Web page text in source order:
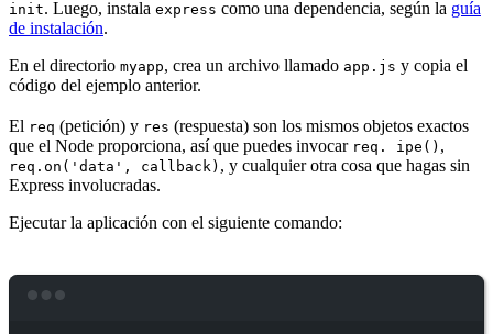
init. Luego, instala express como una dependencia, según la guía
de instalación.
En el directorio myapp, crea un archivo llamado app.js y copia el
código del ejemplo anterior.
El req (petición) y res (respuesta) son los mismos objetos exactos
que el Node proporciona, así que puedes invocar req. ipe() ,
req.on('data', callback) , y cualquier otra cosa que hagas sin
Express involucradas.
Ejecutar la aplicación con el siguiente comando: